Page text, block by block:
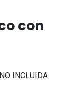
con
INCLUIDA